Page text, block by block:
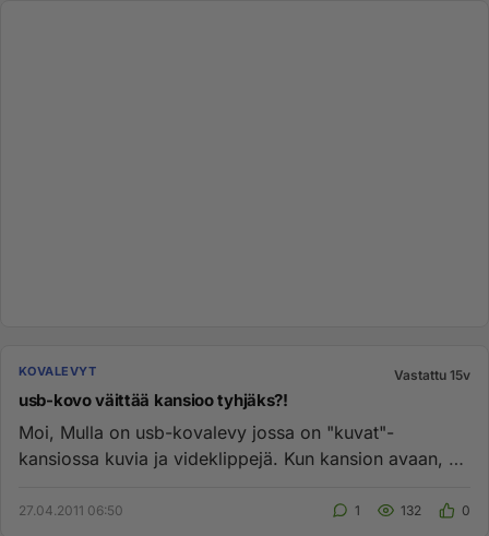
KOVALEVYT Vastattu 15v
usb-kovo väittää kansioo tyhjäks?!
Moi, Mulla on usb-kovalevy jossa on "kuvat"-
kansiossa kuvia ja videklippejä. Kun kansion avaan, se
27.04.2011 06:50 1 132 0